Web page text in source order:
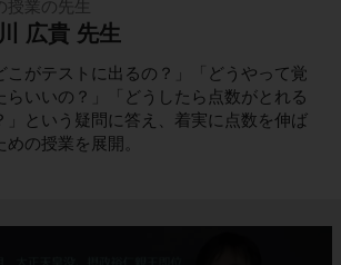
授業の先生
広貴 先生
こがテストに出るの？」「どうやって覚
らいいの？」「どうしたら点数がとれる
」という疑問に答え、着実に点数を伸ば
めの授業を展開。